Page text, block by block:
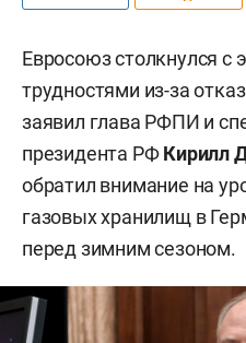
Евросоюз столкнулся с
трудностями из-за
заявил глава РФПИ и
президента РФКирилл
обратил внимание на
газовых хранилищ в
перед зимним сезоном.